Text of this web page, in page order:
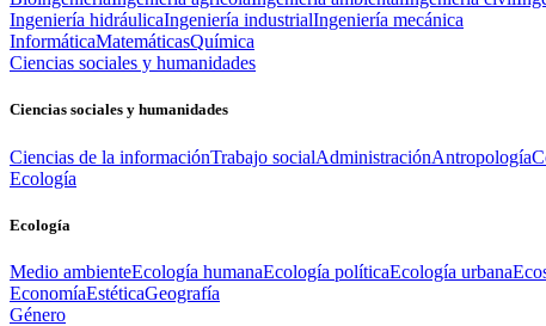
Ingeniería hidráulicaIngeniería industrialIngeniería mecánica
InformáticaMatemáticasQuímica
Ciencias sociales y humanidades
Ciencias sociales y humanidades
Ciencias de la informaciónTrabajo socialAdministraciónAntropología
Ecología
Ecología
Medio ambienteEcología humanaEcología políticaEcología urbana
EconomíaEstéticaGeografía
Género